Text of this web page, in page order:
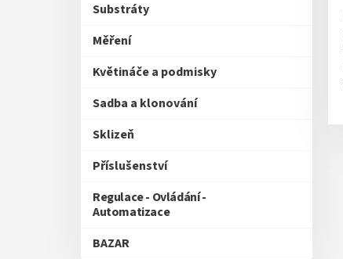
Substráty
Měření
Květináče a podmisky
Sadba a klonování
Sklizeň
Příslušenství
Regulace - Ovládání -
Automatizace
BAZAR